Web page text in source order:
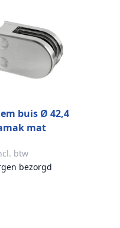
buis Ø 42,4
mat
btw
bezorgd